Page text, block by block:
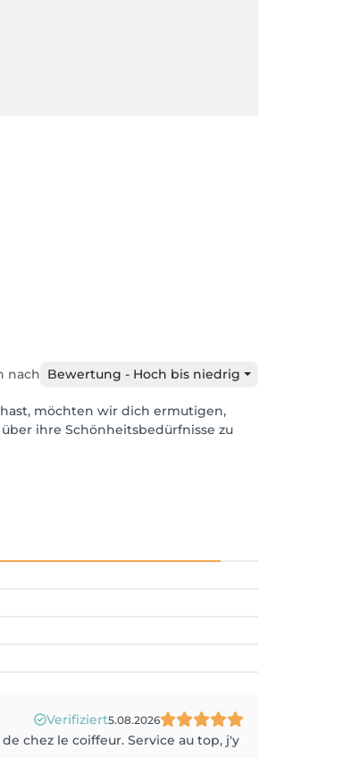
nach Bewertung - Hoch bis niedrig
möchten wir dich ermutigen,
ihre Schönheitsbedürfnisse zu
Verifiziert5.08.2026
chez le coiffeur. Service au top, j'y